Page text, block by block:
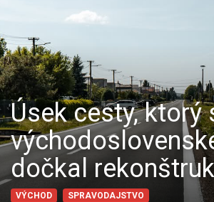
Úsek cesty, ktorý
dočkal
VÝCHOD SPRAVODAJSTVO